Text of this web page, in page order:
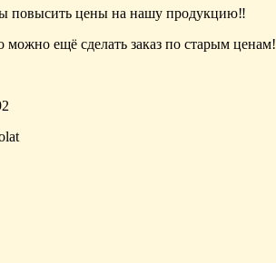
повысить цены на нашу продукцию‼️
ещё сделать заказ по старым ценам!